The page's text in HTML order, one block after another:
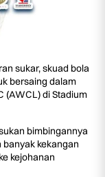
sukar, skuad bola
bersaing dalam
(AWCL) di Stadium
bimbingannya
kekangan
kejohanan